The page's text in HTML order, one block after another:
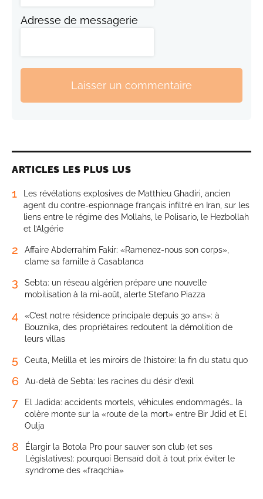
Adresse de messagerie
Laisser un commentaire
ARTICLES LES PLUS LUS
1
Les révélations explosives de Matthieu Ghadiri, ancien
agent du contre-espionnage français infiltré en Iran, sur les
liens entre le régime des Mollahs, le Polisario, le Hezbollah
et l’Algérie
2
Affaire Abderrahim Fakir: «Ramenez-nous son corps»,
clame sa famille à Casablanca
3
Sebta: un réseau algérien prépare une nouvelle
mobilisation à la mi-août, alerte Stefano Piazza
4
«C’est notre résidence principale depuis 30 ans»: à
Bouznika, des propriétaires redoutent la démolition de
leurs villas
5 Ceuta, Melilla et les miroirs de l’histoire: la fin du statu quo
6 Au-delà de Sebta: les racines du désir d’exil
7
El Jadida: accidents mortels, véhicules endommagés… la
colère monte sur la «route de la mort» entre Bir Jdid et El
Oulja
8
Élargir la Botola Pro pour sauver son club (et ses
Législatives): pourquoi Bensaïd doit à tout prix éviter le
syndrome des «fraqchia»